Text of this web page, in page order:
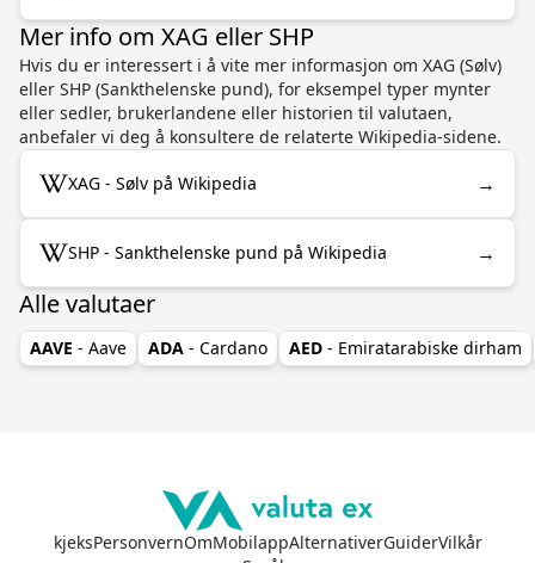
Mer info om XAG eller SHP
Hvis du er interessert i å vite mer informasjon om XAG (Sølv)
eller SHP (Sankthelenske pund), for eksempel typer mynter
eller sedler, brukerlandene eller historien til valutaen,
anbefaler vi deg å konsultere de relaterte Wikipedia-sidene.
XAG - Sølv på Wikipedia →
SHP - Sankthelenske pund på Wikipedia →
Alle valutaer
AAVE - Aave ADA - Cardano AED - Emiratarabiske dirham
kjeksPersonvernOmMobilappAlternativerGuiderVilkår